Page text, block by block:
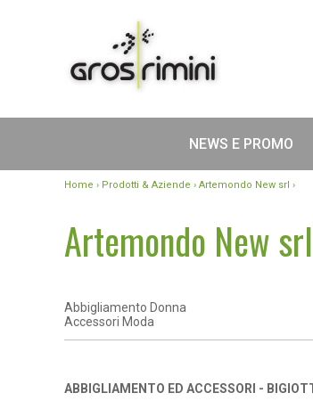
NEWS E PROMO
Home › Prodotti & Aziende › Artemondo New srl ›
Artemondo New srl
Abbigliamento Donna
Accessori Moda
ABBIGLIAMENTO ED ACCESSORI -